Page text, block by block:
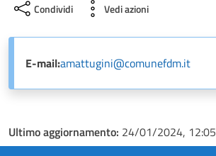
Condividi Vedi azioni
E-mail:amattugini@comunefdm.it
Ultimo aggiornamento: 24/01/2024, 12:05